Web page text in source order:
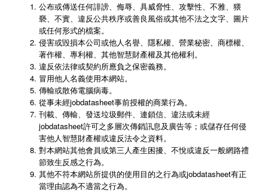
公布或傳送任何誹謗、侮辱、具威脅性、攻擊性、不雅、猥
褻、不實、違反公共秩序或善良風俗或其他不法之文字、圖片
或任何形式的檔案。
侵害或毀損本公司或他人名譽、隱私權、營業秘密、商標權、
著作權、專利權、其他智慧財產權及其他權利。
違反依法律或契約所應負之保密義務。
冒用他人名義使用本網站。
傳輸或散佈電腦病毒。
從事未經jobdatasheet事前授權的商業行為。
刊載、傳輸、發送垃圾郵件、連鎖信、違法或未經
jobdatasheet許可之多層次傳銷訊息及廣告等；或儲存任何侵
害他人智慧財產權或違反法令之資料。
對本網站其他會員或第三人產生困擾、不悅或違反一般網路禮
節致生反感之行為。
其他不符本網站所提供的使用目的之行為或jobdatasheet有正
當理由認為不適當之行為。